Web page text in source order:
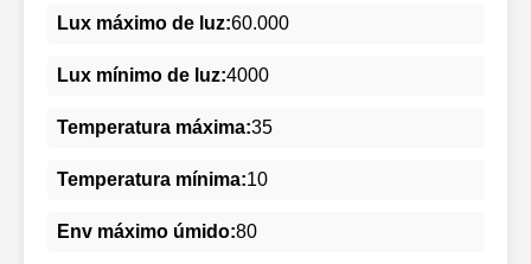
Lux máximo de luz:60.000
Lux mínimo de luz:4000
Temperatura máxima:35
Temperatura mínima:10
Env máximo úmido:80